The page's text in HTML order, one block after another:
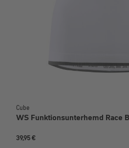
Cube
WS Funktionsunterhemd Race
39,95 €